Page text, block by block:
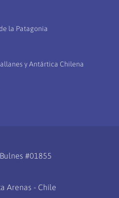
la Patagonia
y Antártica Chilena
#01855
Arenas - Chile